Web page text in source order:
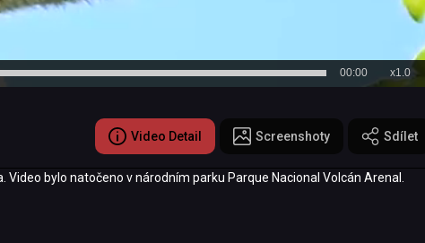
x1.0
00:00
Video Detail Screenshoty Sdílet
bylo natočeno v národním parku Parque Nacional Volcán Arenal.